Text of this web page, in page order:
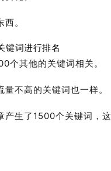
。
键词进行排名
个其他的关键词相关。
不高的关键词也一样。
产生了1500个关键词，